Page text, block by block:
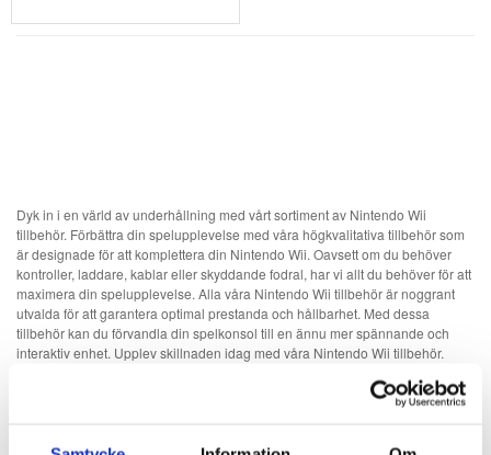
Dyk in i en värld av underhållning med vårt sortiment av Nintendo Wii
tillbehör. Förbättra din spelupplevelse med våra högkvalitativa tillbehör som
är designade för att komplettera din Nintendo Wii. Oavsett om du behöver
kontroller, laddare, kablar eller skyddande fodral, har vi allt du behöver för att
maximera din spelupplevelse. Alla våra Nintendo Wii tillbehör är noggrant
utvalda för att garantera optimal prestanda och hållbarhet. Med dessa
tillbehör kan du förvandla din spelkonsol till en ännu mer spännande och
interaktiv enhet. Upplev skillnaden idag med våra Nintendo Wii tillbehör.